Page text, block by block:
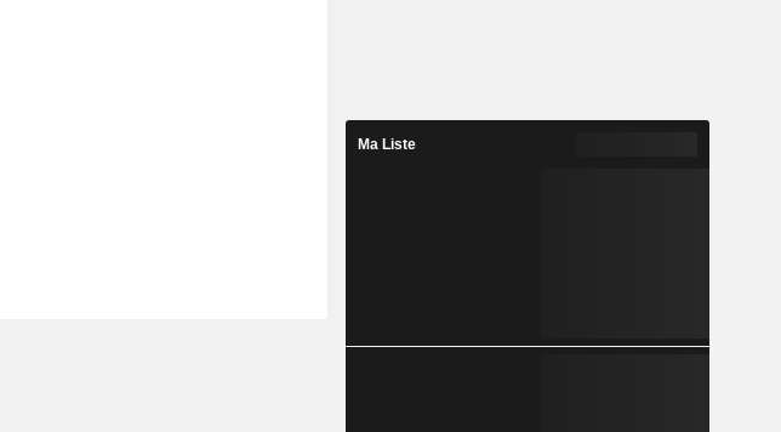
Ma Liste